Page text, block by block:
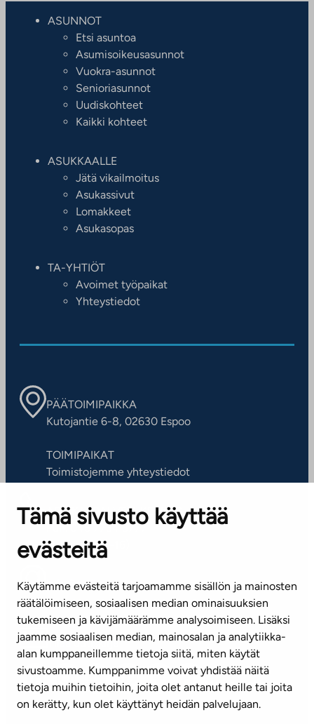
Tämä sivusto käyttää
evästeitä
Käytämme evästeitä tarjoamamme sisällön ja mainosten
räätälöimiseen, sosiaalisen median ominaisuuksien
tukemiseen ja kävijämäärämme analysoimiseen. Lisäksi
jaamme sosiaalisen median, mainosalan ja analytiikka-
alan kumppaneillemme tietoja siitä, miten käytät
sivustoamme. Kumppanimme voivat yhdistää näitä
tietoja muihin tietoihin, joita olet antanut heille tai joita
on kerätty, kun olet käyttänyt heidän palvelujaan.
ASUNNOT
Etsi asuntoa
Asumisoikeusasunnot
Vuokra-asunnot
Senioriasunnot
Uudiskohteet
Kaikki kohteet
ASUKKAALLE
Jätä vikailmoitus
Asukassivut
Lomakkeet
Asukasopas
TA-YHTIÖT
Avoimet työpaikat
Yhteystiedot
PÄÄTOIMIPAIKKA
Kutojantie 6-8, 02630 Espoo
TOIMIPAIKAT
Toimistojemme yhteystiedot
ASIAKASPALVELUKESKUS
Puh. 045 7734 3777
(arkisin klo 8-16)
info@ta.fi
Tilaa uutiskirje
Mediapankki